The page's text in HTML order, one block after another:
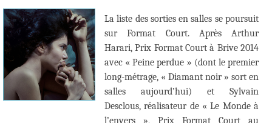
La liste des sorties en salles se poursuit
sur Format Court. Après Arthur
Harari, Prix Format Court à Brive 2014
avec « Peine perdue » (dont le premier
long-métrage, « Diamant noir » sort en
salles aujourd’hui) et Sylvain
Desclous, réalisateur de « Le Monde à
l’envers », Prix Format Court au